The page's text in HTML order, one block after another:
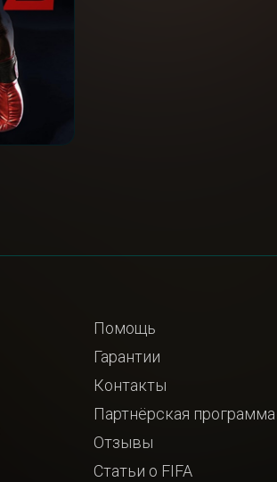
Помощь
Гарантии
Контакты
Партнёрская программа
Отзывы
Статьи о FIFA